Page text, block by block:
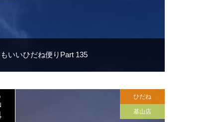
いいひだね便りPart 135
ひだね
基山店